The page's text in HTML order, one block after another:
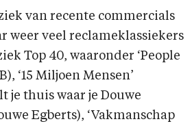
van recente commercials
weer veel reclameklassiekers
Top 40, waaronder ‘People
‘15 Miljoen Mensen’
je thuis waar je Douwe
Egberts), ‘Vakmanschap